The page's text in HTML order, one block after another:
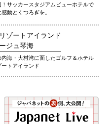
！サッカースタジアムビューホテルで
動とくつろぎを。
ゾートアイランド
ジュ琴海
内海・大村湾に面したゴルフ＆ホテル
ートアイランド